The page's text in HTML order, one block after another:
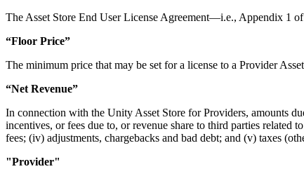
The Asset Store End User License Agreement—i.e., Appendix 1
“Floor Price”
The minimum price that may be set for a license to a Provider
“Net Revenue”
In connection with the Unity Asset Store for Providers, amounts
incentives, or fees due to, or revenue share to third parties related
fees; (iv) adjustments, chargebacks and bad debt; and (v) taxes
"Provider"